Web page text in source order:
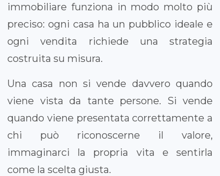
immobiliare funziona in modo molto più
preciso: ogni casa ha un pubblico ideale e
ogni vendita richiede una strategia
costruita su misura.
Una casa non si vende davvero quando
viene vista da tante persone. Si vende
quando viene presentata correttamente a
chi può riconoscerne il valore,
immaginarci la propria vita e sentirla
come la scelta giusta.